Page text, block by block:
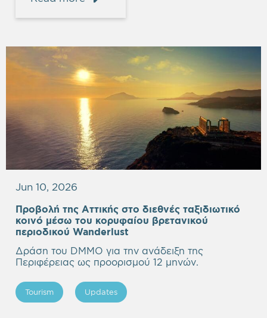
Jun 10, 2026
Προβολή της Αττικής στο διεθνές ταξιδιωτικό
κοινό μέσω του κορυφαίου βρετανικού
περιοδικού Wanderlust
Δράση του DMMO για την ανάδειξη της
Περιφέρειας ως προορισμού 12 μηνών.
Tourism Updates